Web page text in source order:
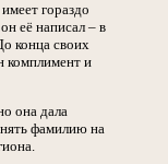
гораздо
её написал – в
конца своих
комплимент и
она дала
фамилию на